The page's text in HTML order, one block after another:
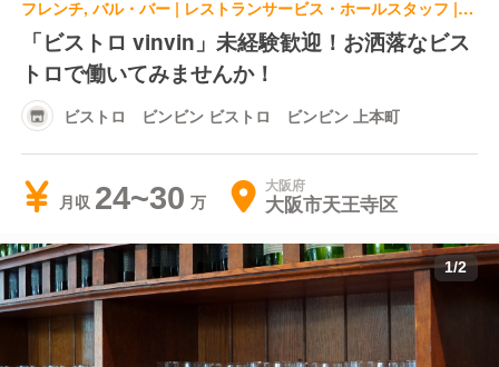
フレンチ, バル・バー | レストランサービス・ホールスタッフ | ビストロ ビンビン ビストロ ビンビン 上本町
「ビストロ vinvin」未経験歓迎！お洒落なビス
トロで働いてみませんか！
ビストロ ビンビン ビストロ ビンビン 上本町
月収 24~30 大阪府
大阪市天王寺区
1/2